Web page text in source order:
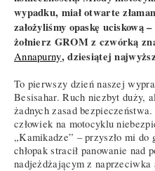
wypadku, miał otwarte
założyliśmy opaskę uciskową –
żołnierz GROM z czwórką
Annapurny, dziesiątej
To pierwszy dzień naszej
Besisahar. Ruch niezbyt duży,
żadnych zasad
człowiek na motocyklu
„Kamikadze” – przyszło mi do
chłopak stracił panowanie nad
nadjeżdżającym z naprzeciwka